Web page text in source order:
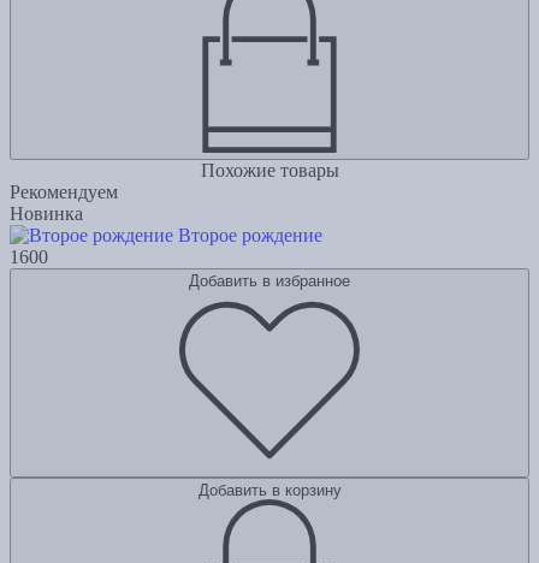
Похожие товары
Рекомендуем
Новинка
Второе рождение
1600
Добавить в избранное
Добавить в корзину